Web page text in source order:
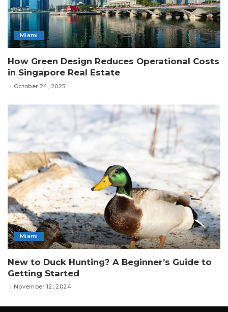
Miami
How Green Design Reduces Operational Costs
in Singapore Real Estate
October 24, 2025
Miami
New to Duck Hunting? A Beginner’s Guide to
Getting Started
November 12, 2024